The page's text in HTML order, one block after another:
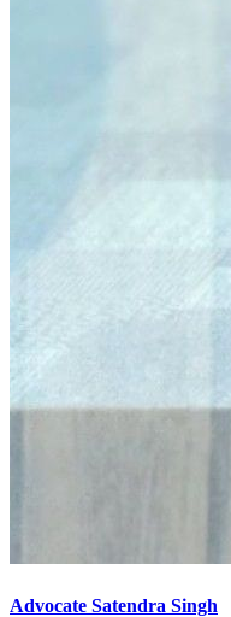
Advocate Satendra Singh